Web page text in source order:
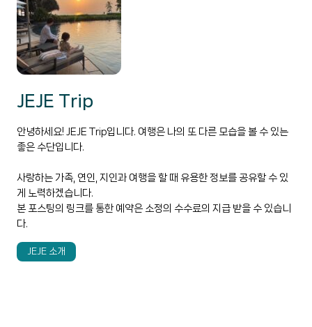
JEJE Trip
안녕하세요! JEJE Trip입니다. 여행은 나의 또 다른 모습을 볼 수 있는
좋은 수단입니다.
사랑하는 가족, 연인, 지인과 여행을 할 때 유용한 정보를 공유할 수 있
게 노력하겠습니다.
본 포스팅의 링크를 통한 예약은 소정의 수수료의 지급 받을 수 있습니
다.
JEJE 소개